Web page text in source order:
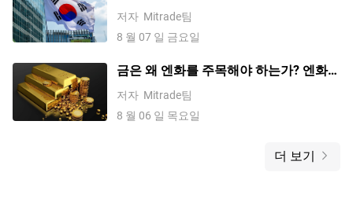
혼조세; 소프트뱅크 5% 이상 하락, 키옥
시아 2% 하락
저자 Mitrade팀
8 월 07 일 금요일
금은 왜 엔화를 주목해야 하는가? 엔화가
금에 미치는 영향에 대한 상세 분석
저자 Mitrade팀
8 월 06 일 목요일
더 보기